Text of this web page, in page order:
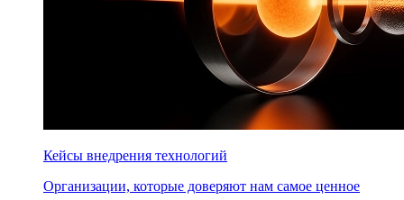
Кейсы внедрения технологий
Организации, которые доверяют нам самое ценное